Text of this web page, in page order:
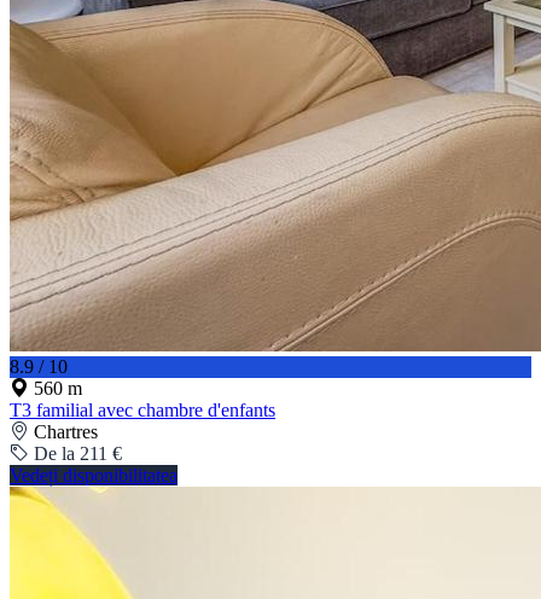
8.9 / 10
560 m
T3 familial avec chambre d'enfants
Chartres
De la 211 €
Vedeți disponibilitatea